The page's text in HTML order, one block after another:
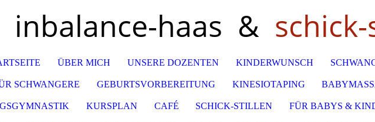
inbalance-haas &
ÜBER MICH UNSERE DOZENTEN KINDERWUNSCH
SCHWANGERE GEBURTSVORBEREITUNG KINESIOTAPING
KURSPLAN CAFÉ SCHICK-STILLEN FÜR BABYS &